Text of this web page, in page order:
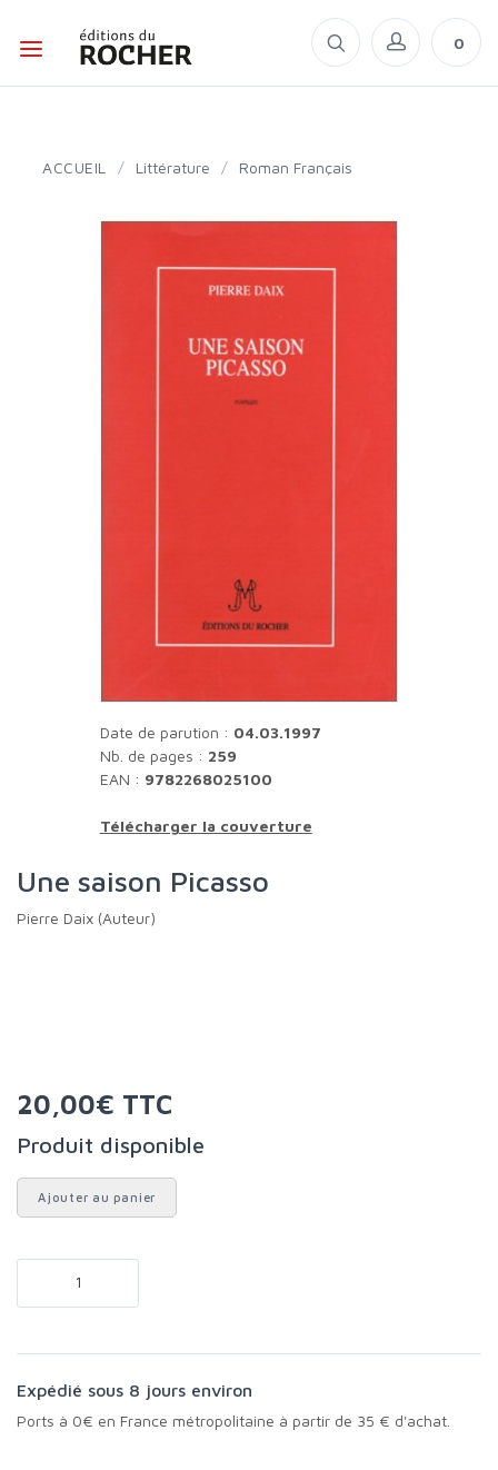
0
ACCUEIL / Littérature / Roman Français
Date de parution : 04.03.1997
Nb. de pages : 259
EAN : 9782268025100
Télécharger la couverture
Une saison Picasso
Pierre Daix (Auteur)
20,00€ TTC
Produit disponible
Ajouter au panier
Expédié sous 8 jours environ
Ports à 0€ en France métropolitaine à partir de 35 € d'achat.